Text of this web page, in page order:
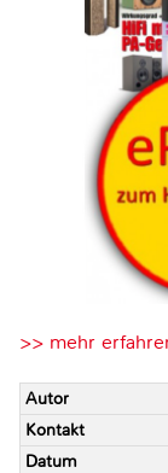
>> mehr
Autor
Kontakt
Datum